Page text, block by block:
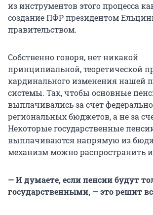
из инструментов этого процесса
создание ПФР президентом
правительством.
Собственно говоря, нет никакой
принципиальной, теоретической
кардинального изменения нашей
системы. Так, чтобы основные
выплачивались за счет
региональных бюджетов, а не за
Некоторые государственные
выплачиваются напрямую из
механизм можно распространить
— И думаете, если пенсии будут
государственными, — это решит